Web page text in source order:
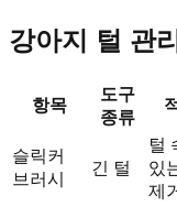
강아지 털 관
항목
도구
종류
슬릭커
브러시
긴 털
털
있
제